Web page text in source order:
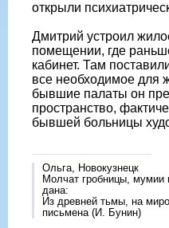
открыли
Дмитрий устроил
помещении, где
кабинет. Там
все необходимое для
бывшие палаты он
пространство,
бывшей больницы
Ольга, Новокузнецк
Молчат гробницы, мумии
дана:
Из древней тьмы, на
письмена (И. Бунин)